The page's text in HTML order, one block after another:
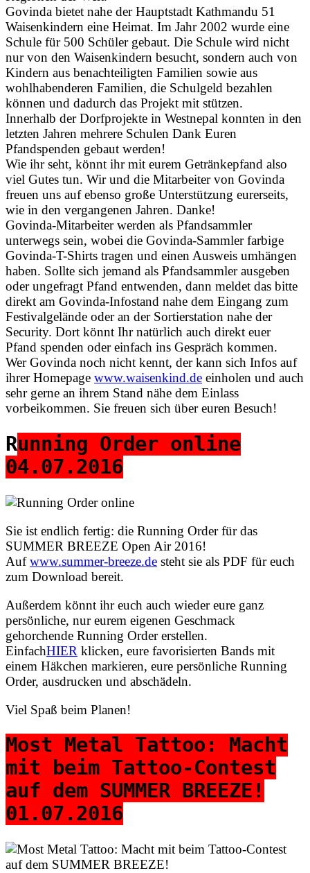
Govinda bietet nahe der Hauptstadt Kathmandu 51
Waisenkindern eine Heimat. Im Jahr 2002 wurde eine
Schule für 500 Schüler gebaut. Die Schule wird nicht
nur von den Waisenkindern besucht, sondern auch von
Kindern aus benachteiligten Familien sowie aus
wohlhabenderen Familien, die Schulgeld bezahlen
können und dadurch das Projekt mit stützen.
Innerhalb der Dorfprojekte in Westnepal konnten in den
letzten Jahren mehrere Schulen Dank Euren
Pfandspenden gebaut werden!
Wie ihr seht, könnt ihr mit eurem Getränkepfand also
viel Gutes tun. Wir und die Mitarbeiter von Govinda
freuen uns auf ebenso große Unterstützung eurerseits,
wie in den vergangenen Jahren. Danke!
Govinda-Mitarbeiter werden als Pfandsammler
unterwegs sein, wobei die Govinda-Sammler farbige
Govinda-T-Shirts tragen und einen Ausweis umhängen
haben. Sollte sich jemand als Pfandsammler ausgeben
oder ungefragt Pfand entwenden, dann meldet das bitte
direkt am Govinda-Infostand nahe dem Eingang zum
Festivalgelände oder an der Sortierstation nahe der
Security. Dort könnt Ihr natürlich auch direkt euer
Pfand spenden oder einfach ins Gespräch kommen.
Wer Govinda noch nicht kennt, der kann sich Infos auf
ihrer Homepage www.waisenkind.de einholen und auch
sehr gerne an ihrem Stand nähe dem Einlass
vorbeikommen. Sie freuen sich über euren Besuch!
Running Order online
04.07.2016
Sie ist endlich fertig: die Running Order für das
SUMMER BREEZE Open Air 2016!
Aufwww.summer-breeze.de steht sie als PDF für euch
zum Download bereit.
Außerdem könnt ihr euch auch wieder eure ganz
persönliche, nur eurem eigenen Geschmack
gehorchende Running Order erstellen.
EinfachHIER klicken, eure favorisierten Bands mit
einem Häkchen markieren, eure persönliche Running
Order, ausdrucken und abschädeln.
Viel Spaß beim Planen!
Most Metal Tattoo: Macht
mit beim Tattoo-Contest
auf dem SUMMER BREEZE!
01.07.2016